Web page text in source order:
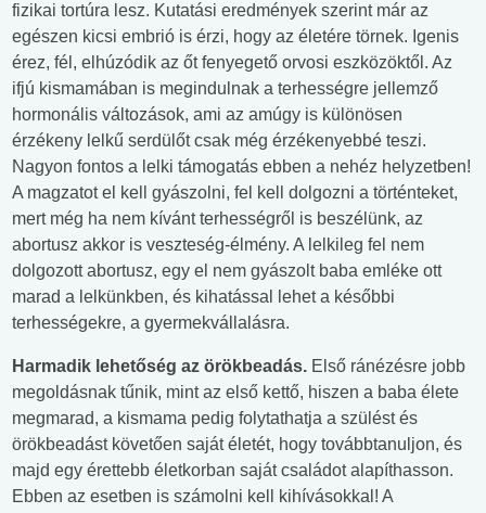
fizikai tortúra lesz. Kutatási eredmények szerint már az
egészen kicsi embrió is érzi, hogy az életére törnek. Igenis
érez, fél, elhúzódik az őt fenyegető orvosi eszközöktől. Az
ifjú kismamában is megindulnak a terhességre jellemző
hormonális változások, ami az amúgy is különösen
érzékeny lelkű serdülőt csak még érzékenyebbé teszi.
Nagyon fontos a lelki támogatás ebben a nehéz helyzetben!
A magzatot el kell gyászolni, fel kell dolgozni a történteket,
mert még ha nem kívánt terhességről is beszélünk, az
abortusz akkor is veszteség-élmény. A lelkileg fel nem
dolgozott abortusz, egy el nem gyászolt baba emléke ott
marad a lelkünkben, és kihatással lehet a későbbi
terhességekre, a gyermekvállalásra.
Harmadik lehetőség az örökbeadás. Első ránézésre jobb
megoldásnak tűnik, mint az első kettő, hiszen a baba élete
megmarad, a kismama pedig folytathatja a szülést és
örökbeadást követően saját életét, hogy továbbtanuljon, és
majd egy érettebb életkorban saját családot alapíthasson.
Ebben az esetben is számolni kell kihívásokkal! A